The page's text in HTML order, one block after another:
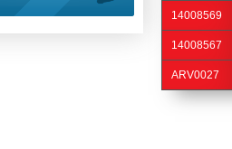
14008569
14008567
ARV0027